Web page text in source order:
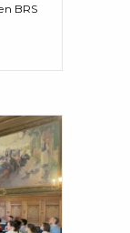
BRS